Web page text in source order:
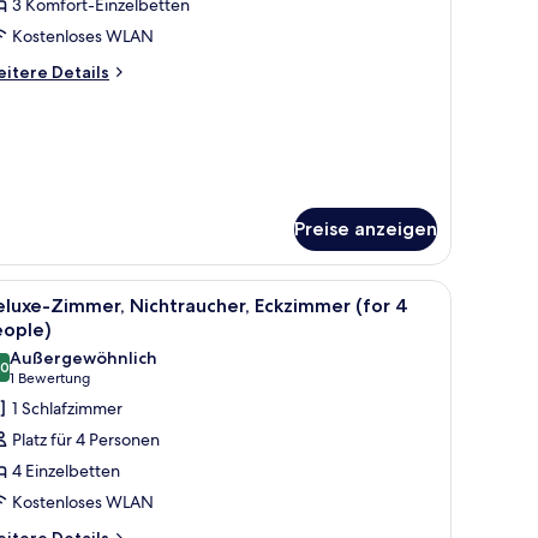
3 Komfort-Einzelbetten
Kostenloses WLAN
Details
Preise anzeigen
Schreibtisch und einem großen Fenster mit Blick auf die Stadt.
Ein Hotelzimmer mit zwei Betten, einem
1
Zimmer, Nichtraucher, Eckzimmer (for 4
von 10
Außergewöhnlich
1 Bewertung
(1
Bewertung)
1 Schlafzimmer
Platz für 4 Personen
4 Einzelbetten
Kostenloses WLAN